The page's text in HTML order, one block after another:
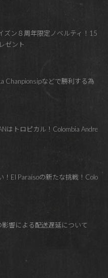
ン８周年限定ノベルティ！15
ゼント
Chanpionsipなどで勝利する為
はトロピカル！Colombia Andre
El Paraísoの新たな挑戦！Colo
響による配送遅延について